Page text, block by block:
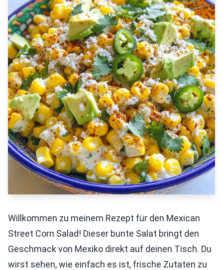
Willkommen zu meinem Rezept für den Mexican
Street Corn Salad! Dieser bunte Salat bringt den
Geschmack von Mexiko direkt auf deinen Tisch. Du
wirst sehen, wie einfach es ist, frische Zutaten zu